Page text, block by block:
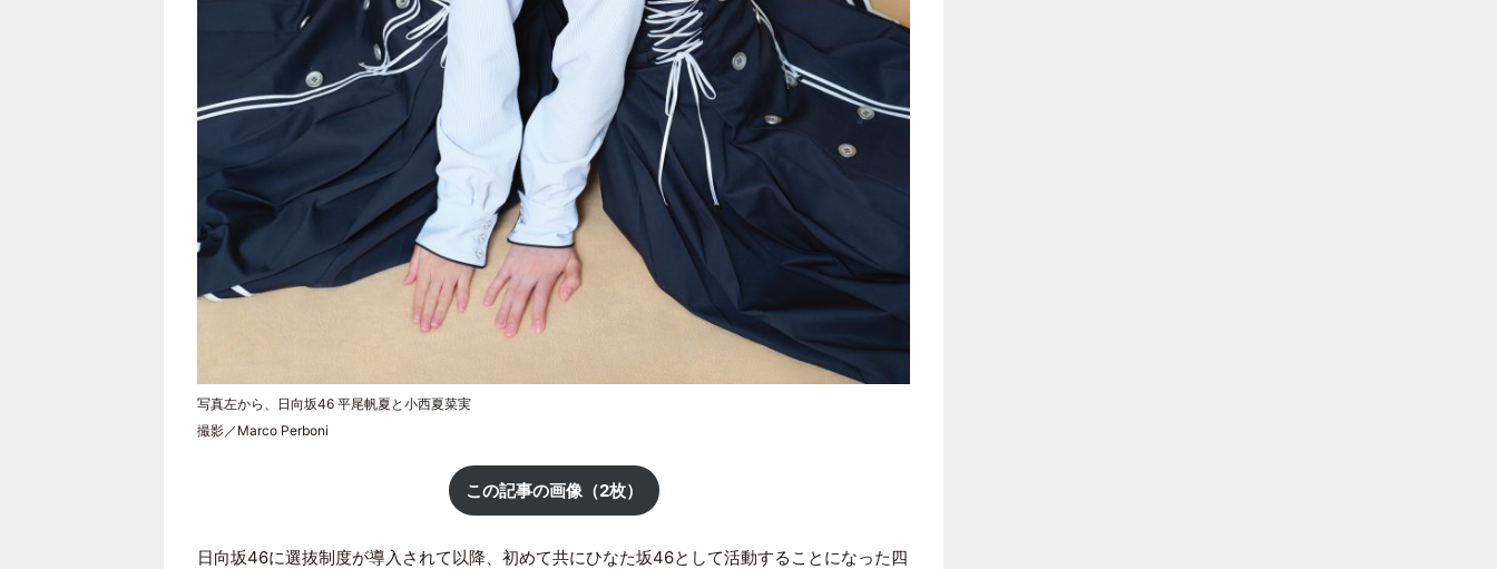
写真左から、日向坂46 平尾帆夏と小西夏菜実
撮影／Marco Perboni
この記事の画像（2枚）
日向坂46に選抜制度が導入されて以降、初めて共にひなた坂46として活動することになった四